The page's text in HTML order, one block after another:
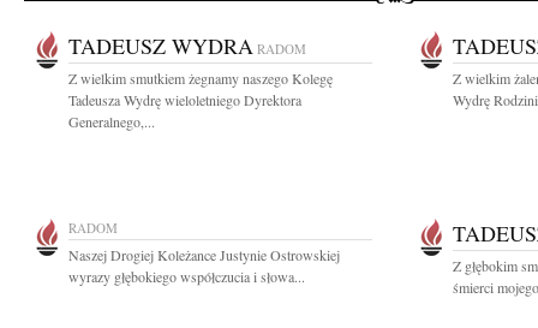
TADEUSZ WYDRA RADOM
Z wielkim smutkiem żegnamy naszego Kolegę
Tadeusza Wydrę wieloletniego Dyrektora
Generalnego,...
Z wielkim
Wydrę
RADOM
Naszej Drogiej Koleżance Justynie Ostrowskiej
wyrazy głębokiego współczucia i słowa...
Z głębokim
śmierci